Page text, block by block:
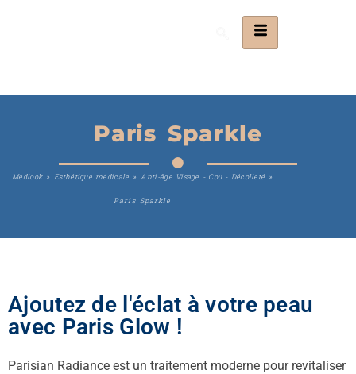
Paris Sparkle
Medlook» Esthétique médicale » Anti-âge Visage - Cou - Décolleté »
Paris Sparkle
Ajoutez de l'éclat à votre peau
avec Paris Glow !
Parisian Radiance est un traitement moderne pour revitaliser